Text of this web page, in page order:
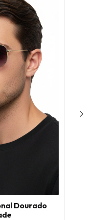
Dourado